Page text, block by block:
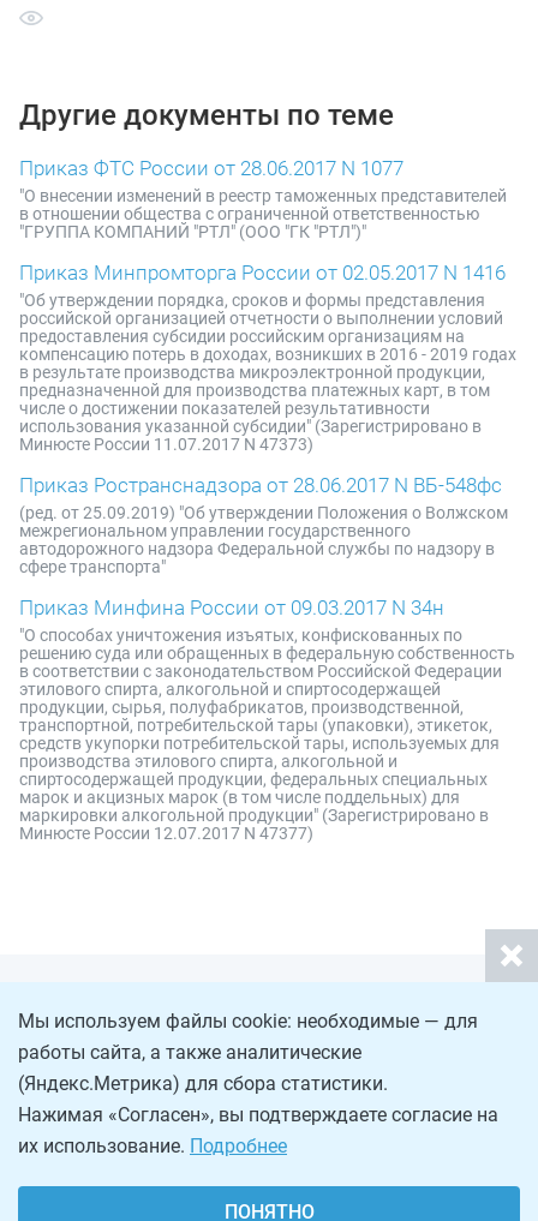
Другие документы по теме
Приказ ФТС России от 28.06.2017 N 1077
"О внесении изменений в реестр таможенных представителей
в отношении общества с ограниченной ответственностью
"ГРУППА КОМПАНИЙ "РТЛ" (ООО "ГК "РТЛ")"
Приказ Минпромторга России от 02.05.2017 N 1416
"Об утверждении порядка, сроков и формы представления
российской организацией отчетности о выполнении условий
предоставления субсидии российским организациям на
компенсацию потерь в доходах, возникших в 2016 - 2019 годах
в результате производства микроэлектронной продукции,
предназначенной для производства платежных карт, в том
числе о достижении показателей результативности
использования указанной субсидии" (Зарегистрировано в
Минюсте России 11.07.2017 N 47373)
Приказ Ространснадзора от 28.06.2017 N ВБ-548фс
(ред. от 25.09.2019) "Об утверждении Положения о Волжском
межрегиональном управлении государственного
автодорожного надзора Федеральной службы по надзору в
сфере транспорта"
Приказ Минфина России от 09.03.2017 N 34н
"О способах уничтожения изъятых, конфискованных по
решению суда или обращенных в федеральную собственность
в соответствии с законодательством Российской Федерации
этилового спирта, алкогольной и спиртосодержащей
продукции, сырья, полуфабрикатов, производственной,
транспортной, потребительской тары (упаковки), этикеток,
средств укупорки потребительской тары, используемых для
производства этилового спирта, алкогольной и
спиртосодержащей продукции, федеральных специальных
марок и акцизных марок (в том числе поддельных) для
маркировки алкогольной продукции" (Зарегистрировано в
Минюсте России 12.07.2017 N 47377)
Мы используем файлы cookie: необходимые — для
работы сайта, а также аналитические
(Яндекс.Метрика) для сбора статистики.
Нажимая «Согласен», вы подтверждаете согласие на
их использование. Подробнее
ПОНЯТНО